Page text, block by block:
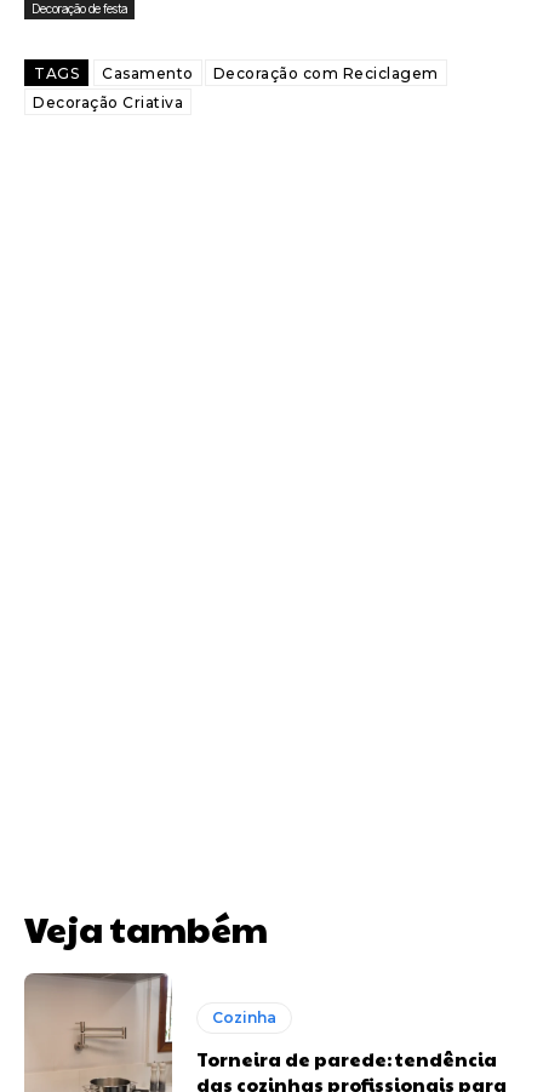
Decoração de festa
TAGS Casamento
Decoração com Reciclagem
Decoração Criativa
Veja também
Cozinha
Torneira de parede: tendência
das cozinhas profissionais para